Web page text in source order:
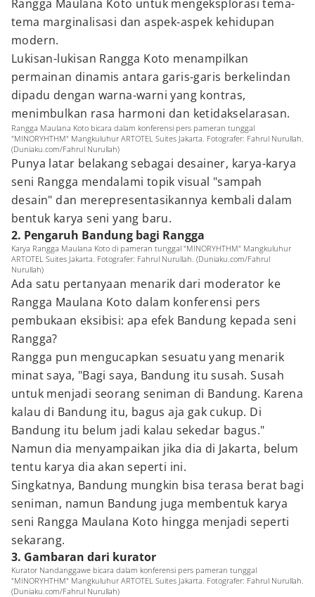
Rangga Maulana Koto untuk mengeksplorasi tema-
tema marginalisasi dan aspek-aspek kehidupan
modern.
Lukisan-lukisan Rangga Koto menampilkan
permainan dinamis antara garis-garis berkelindan
dipadu dengan warna-warni yang kontras,
menimbulkan rasa harmoni dan ketidakselarasan.
Rangga Maulana Koto bicara dalam konferensi pers pameran tunggal
"MINORYHTHM" Mangkuluhur ARTOTEL Suites Jakarta. Fotografer: Fahrul Nurullah.
(Duniaku.com/Fahrul Nurullah)
Punya latar belakang sebagai desainer, karya-karya
seni Rangga mendalami topik visual "sampah
desain" dan merepresentasikannya kembali dalam
bentuk karya seni yang baru.
2. Pengaruh Bandung bagi Rangga
Karya Rangga Maulana Koto di pameran tunggal "MINORYHTHM" Mangkuluhur
ARTOTEL Suites Jakarta. Fotografer: Fahrul Nurullah. (Duniaku.com/Fahrul
Nurullah)
Ada satu pertanyaan menarik dari moderator ke
Rangga Maulana Koto dalam konferensi pers
pembukaan eksibisi: apa efek Bandung kepada seni
Rangga?
Rangga pun mengucapkan sesuatu yang menarik
minat saya, "Bagi saya, Bandung itu susah. Susah
untuk menjadi seorang seniman di Bandung. Karena
kalau di Bandung itu, bagus aja gak cukup. Di
Bandung itu belum jadi kalau sekedar bagus."
Namun dia menyampaikan jika dia di Jakarta, belum
tentu karya dia akan seperti ini.
Singkatnya, Bandung mungkin bisa terasa berat bagi
seniman, namun Bandung juga membentuk karya
seni Rangga Maulana Koto hingga menjadi seperti
sekarang.
3. Gambaran dari kurator
Kurator Nandanggawe bicara dalam konferensi pers pameran tunggal
"MINORYHTHM" Mangkuluhur ARTOTEL Suites Jakarta. Fotografer: Fahrul Nurullah.
(Duniaku.com/Fahrul Nurullah)